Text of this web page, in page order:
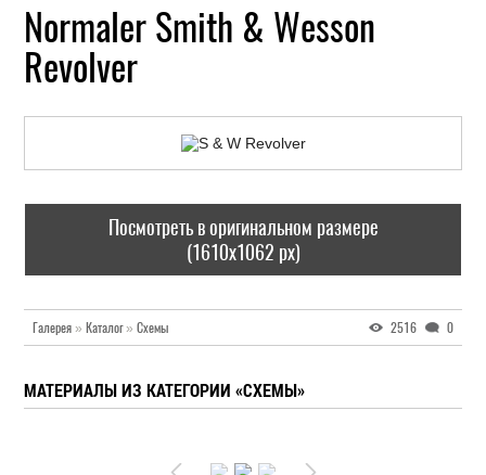
Normaler Smith & Wesson
Revolver
Посмотреть в оригинальном размере
(1610x1062 px)
Галерея » Каталог» Схемы 2516 0
МАТЕРИАЛЫ ИЗ КАТЕГОРИИ «СХЕМЫ»